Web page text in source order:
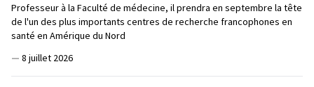
Professeur à la Faculté de médecine, il prendra en septembre la tête
de l'un des plus importants centres de recherche francophones en
santé en Amérique du Nord
— 8 juillet 2026